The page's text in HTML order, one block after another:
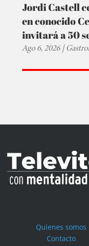
Jordi Castell
en conocido
invitará a 50
Ago 6, 2026|
Quienes somos
Contacto